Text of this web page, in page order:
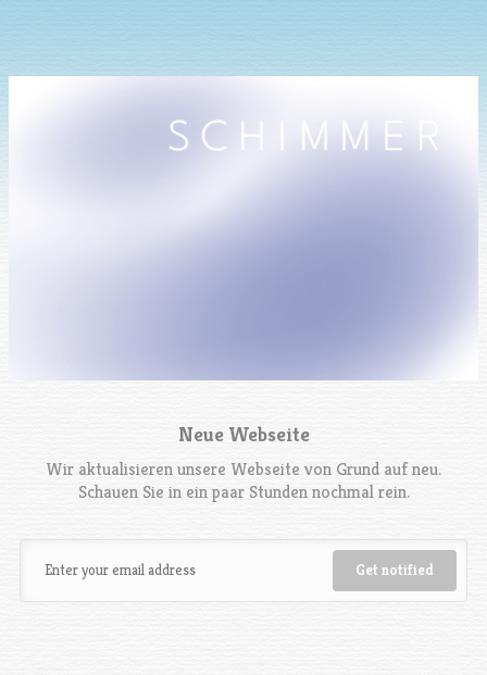
Neue Webseite
Wir aktualisieren unsere Webseite von Grund auf neu.
Schauen Sie in ein paar Stunden nochmal rein.